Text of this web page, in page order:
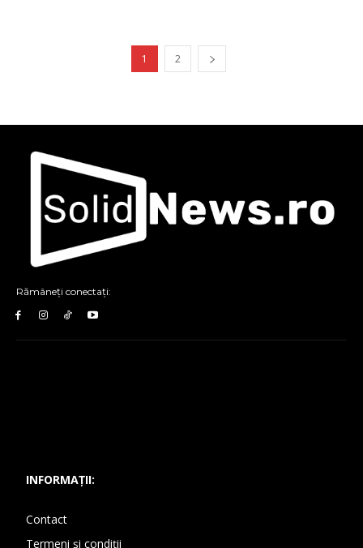
1 2
Rămâneți conectați:
INFORMAȚII:
Contact
Termeni și condiții